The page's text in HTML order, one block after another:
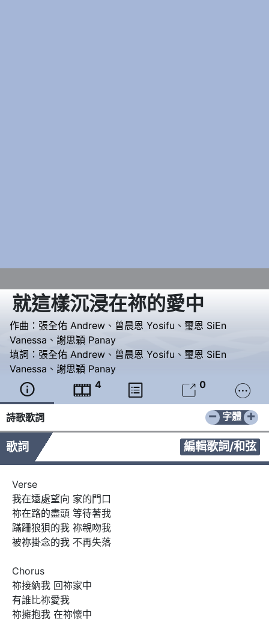
就這樣沉浸在祢的愛中
作曲： 張全佑 Andrew 、 曾晨恩 Yosifu 、 璽恩 SiEn
Vanessa 、 謝思穎 Panay
填詞： 張全佑 Andrew 、 曾晨恩 Yosifu 、 璽恩 SiEn
Vanessa 、 謝思穎 Panay
  4   0 
詩歌歌詞 − +
字體
歌詞 編輯歌詞/和弦
Verse
我在遠處望向 家的門口
祢在路的盡頭 等待著我
蹣跚狼狽的我 祢親吻我
被祢掛念的我 不再失落
Chorus
祢接納我 回祢家中
有誰比祢愛我
祢擁抱我 在祢懷中